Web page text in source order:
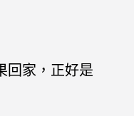
回家，正好是